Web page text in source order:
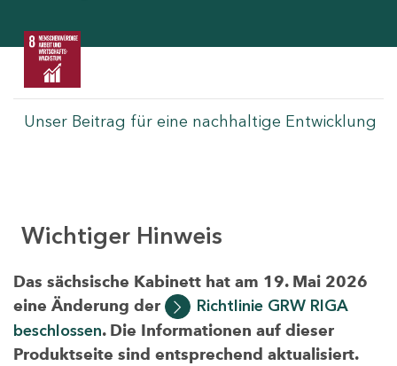
Unser Beitrag für eine nachhaltige Entwicklung
Wichtiger Hinweis
Das sächsische Kabinett hat am 19. Mai 2026
eine Änderung der
Richtlinie GRW RIGA
beschlossen. Die Informationen auf dieser
Produktseite sind entsprechend aktualisiert.